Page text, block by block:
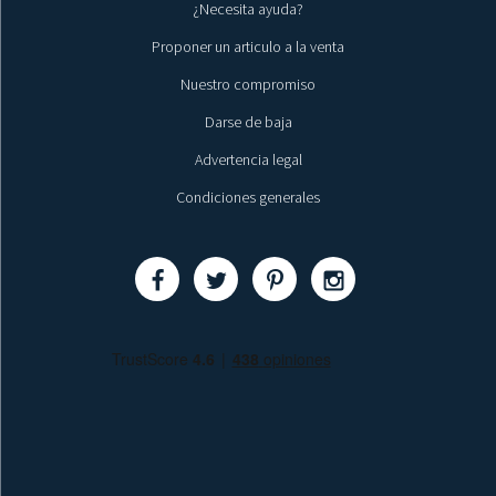
¿Necesita ayuda?
Proponer un articulo a la venta
Nuestro compromiso
Darse de baja
Advertencia legal
Condiciones generales
CompartirCompartirCompartirCompartir